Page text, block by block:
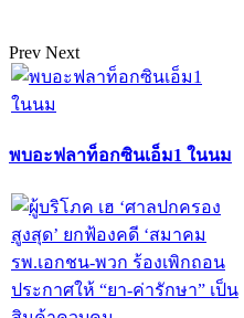
Prev Next
พบอะฟลาท็อกซินเอ็ม1 ในนม